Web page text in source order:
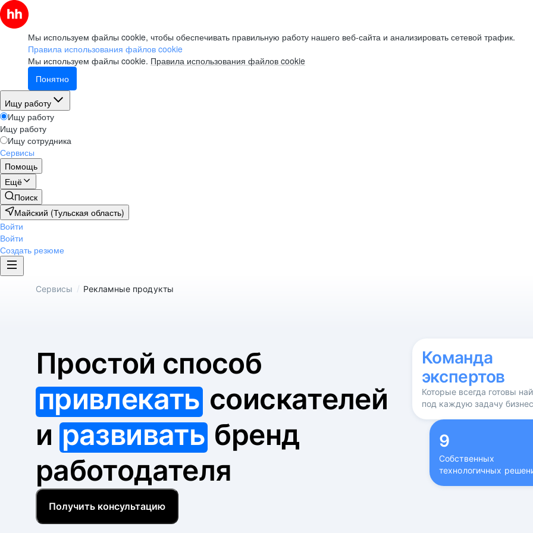
Мы используем файлы cookie, чтобы обеспечивать правильную работу нашего веб-сайта и анализировать сетевой трафик.
Правила использования файлов cookie
Мы используем файлы cookie. Правила использования файлов cookie
Понятно
Ищу работу
Ищу работу
Ищу работу
Ищу сотрудника
Сервисы
Помощь
Ещё
Поиск
Майский (Тульская область)
Войти
Войти
Создать резюме
Сервисы / Рекламные продукты
Простой способ
привлекатьсоискателей
и развивать бренд
работодателя
Получить консультацию
Команда
экспертов
Которые всегда готовы
под каждую задачу
9
Собственных
технологичных